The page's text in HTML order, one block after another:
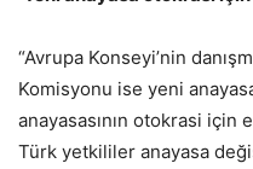
“Avrupa Konseyi’nin
Komisyonu ise yeni
anayasasının otokrasi için
Türk yetkililer anayasa